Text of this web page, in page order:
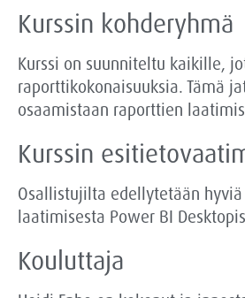
Kurssin kohderyhmä
Kurssi on suunniteltu kaikille,
raporttikokonaisuuksia. Tämä
osaamistaan raporttien
Kurssin
Osallistujilta edellytetään
laatimisesta Power BI
Kouluttaja